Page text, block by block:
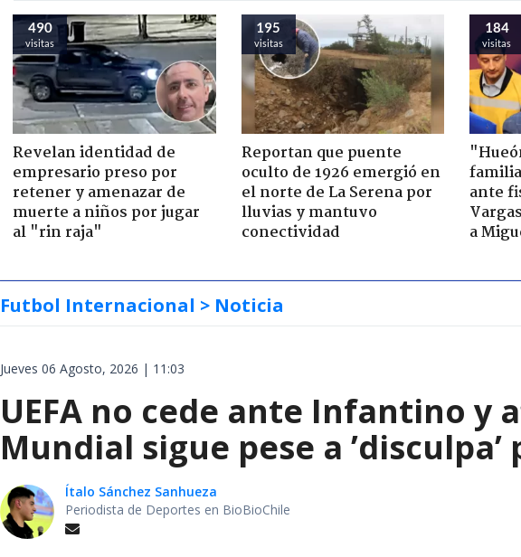
490
visitas
Revelan identidad de
empresario preso por
retener y amenazar de
muerte a niños por jugar
al "rin raja"
195
visitas
Reportan que puente
oculto de 1926 emergió en
el norte de La Serena por
lluvias y mantuvo
conectividad
184
visitas
ante
a
Futbol Internacional > Noticia
Jueves 06 Agosto, 2026 | 11:03
UEFA no cede ante Infantino y
Mundial sigue pese a
Ítalo Sánchez Sanhueza
Periodista de Deportes en BioBioChile